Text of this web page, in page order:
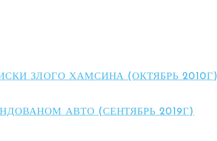
ЗЛОГО ХАМСИНА (ОКТЯБРЬ 2010Г)
АВТО (СЕНТЯБРЬ 2019Г)